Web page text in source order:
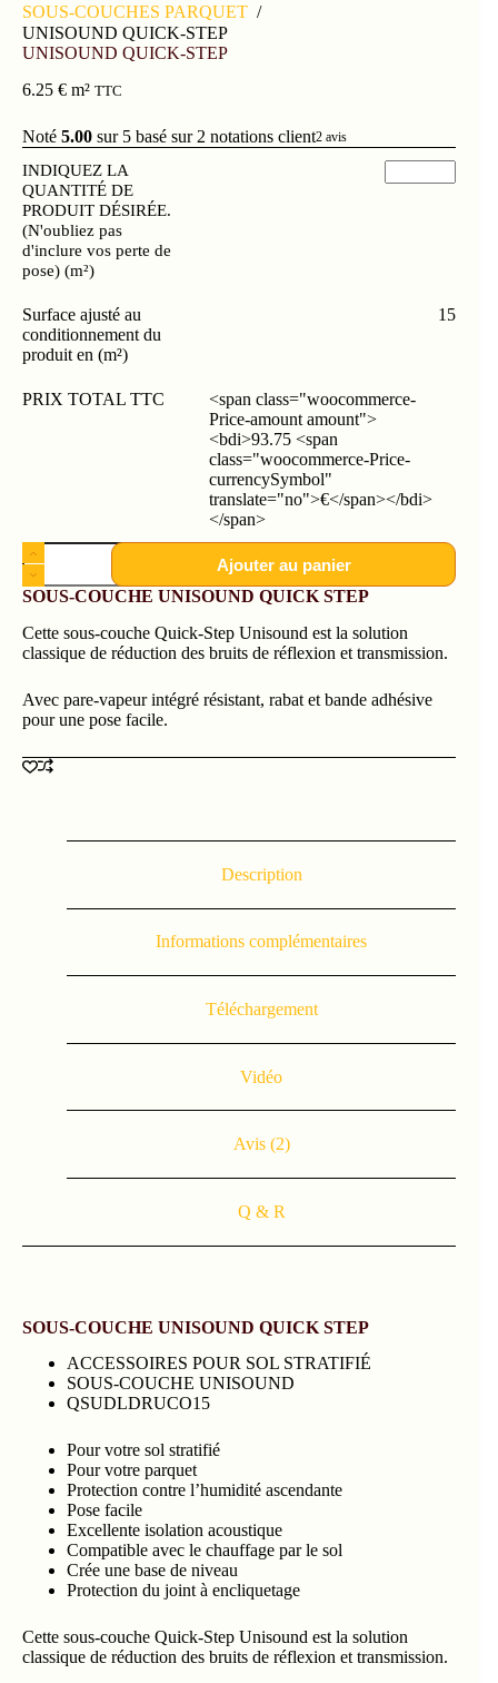
SOUS-COUCHES PARQUET /
UNISOUND QUICK-STEP
UNISOUND QUICK-STEP
6.25 € m² TTC
Noté 5.00 sur 5 basé sur 2 notations client2 avis
INDIQUEZ LA
QUANTITÉ DE
PRODUIT DÉSIRÉE.
(N'oubliez pas
d'inclure vos perte de
pose) (m²)
Surface ajusté au
conditionnement du
produit en (m²)
15
PRIX TOTAL TTC
<span class="woocommerce-
Price-amount amount">
<bdi>93.75 <span
class="woocommerce-Price-
currencySymbol"
translate="no">€</span></bdi>
</span>
Ajouter au panier
SOUS-COUCHE UNISOUND QUICK STEP
Cette sous-couche Quick-Step Unisound est la solution
classique de réduction des bruits de réflexion et transmission.
Avec pare-vapeur intégré résistant, rabat et bande adhésive
pour une pose facile.
Description
Informations complémentaires
Téléchargement
Vidéo
Avis (2)
Q & R
SOUS-COUCHE UNISOUND QUICK STEP
ACCESSOIRES POUR SOL STRATIFIÉ
SOUS-COUCHE UNISOUND
QSUDLDRUCO15
Pour votre sol stratifié
Pour votre parquet
Protection contre l’humidité ascendante
Pose facile
Excellente isolation acoustique
Compatible avec le chauffage par le sol
Crée une base de niveau
Protection du joint à encliquetage
Cette sous-couche Quick-Step Unisound est la solution
classique de réduction des bruits de réflexion et transmission.